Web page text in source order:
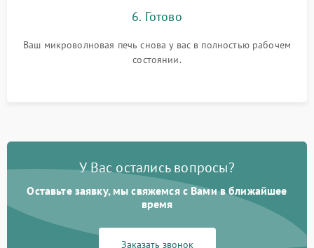
6. Готово
Ваш микроволновая печь снова у вас в полностью рабочем
состоянии.
У Вас остались вопросы?
Оставьте заявку, мы свяжемся с Вами в ближайшее
время
Заказать звонок